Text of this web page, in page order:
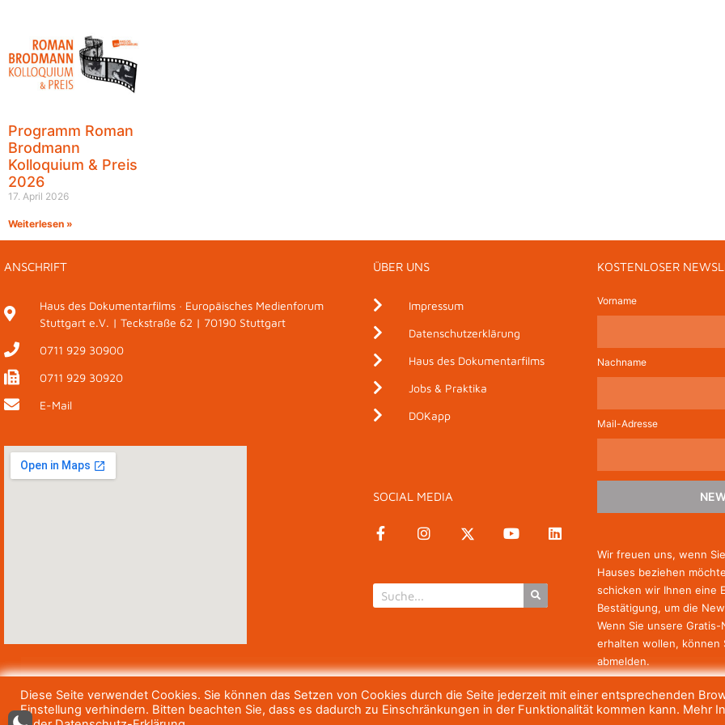
Programm Roman
Brodmann
Kolloquium & Preis
2026
17. April 2026
Weiterlesen »
ANSCHRIFT
Haus des Dokumentarfilms · Europäisches Medienforum
Stuttgart e.V. | Teckstraße 62 | 70190 Stuttgart
0711 929 30900
0711 929 30920
E-Mail
ÜBER UNS
Impressum
Datenschutzerklärung
Haus des Dokumentarfilms
Jobs & Praktika
DOKapp
SOCIAL MEDIA
KOSTENLOSER
Vorname
Nachname
Mail-Adresse
Wir freuen uns, wenn
Hauses beziehen
schicken wir Ihnen eine
Bestätigung, um die
Wenn Sie unsere
erhalten wollen, können
abmelden.
Diese Seite verwendet Cookies. Sie können das Setzen von Cookies durch die Seite jederzeit mit einer entsprechenden
Einstellung verhindern. Bitten beachten Sie, dass es dadurch zu Einschränkungen in der Funktionalität kommen kann. Mehr